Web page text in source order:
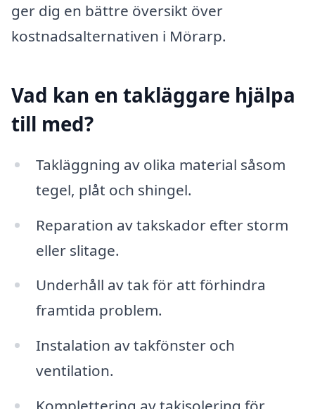
ger dig en bättre översikt över
kostnadsalternativen i Mörarp.
Vad kan en takläggare hjälpa
till med?
Takläggning av olika material såsom
tegel, plåt och shingel.
Reparation av takskador efter storm
eller slitage.
Underhåll av tak för att förhindra
framtida problem.
Instalation av takfönster och
ventilation.